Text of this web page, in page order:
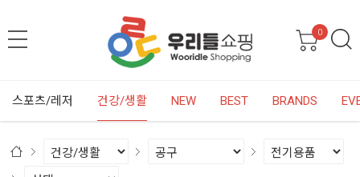
0
스포츠/레저 건강/생활 NEW BEST BRANDS